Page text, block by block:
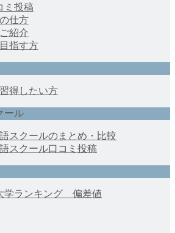
ミ投稿
仕方
紹介
指す方
得したい方
ール
スクールのまとめ・比較
スクール口コミ投稿